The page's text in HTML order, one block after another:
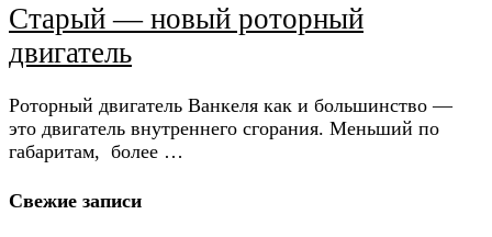
Старый — новый роторный
двигатель
Роторный двигатель Ванкеля как и большинство —
это двигатель внутреннего сгорания. Меньший по
габаритам, более …
Свежие записи